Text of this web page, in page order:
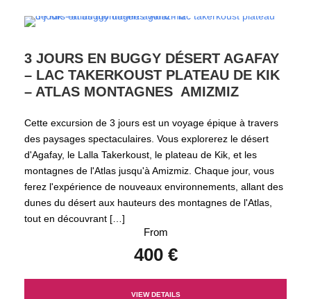
3 JOURS EN BUGGY DÉSERT AGAFAY
– LAC TAKERKOUST PLATEAU DE KIK
– ATLAS MONTAGNES AMIZMIZ
Cette excursion de 3 jours est un voyage épique à travers
des paysages spectaculaires. Vous explorerez le désert
d'Agafay, le Lalla Takerkoust, le plateau de Kik, et les
montagnes de l'Atlas jusqu'à Amizmiz. Chaque jour, vous
ferez l'expérience de nouveaux environnements, allant des
dunes du désert aux hauteurs des montagnes de l'Atlas,
tout en découvrant […]
From
400 €
VIEW DETAILS